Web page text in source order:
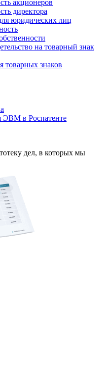
акционеров
директора
юридических лиц
на товарный знак
товарных знаков
ЭВМ в Роспатенте
дел, в которых мы